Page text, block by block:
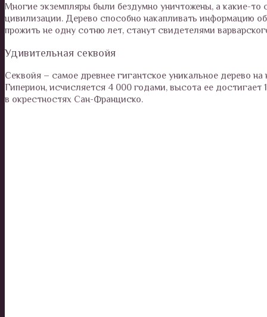
Многие экземпляры были бездумно уничтожены, а какие-
цивилизации. Дерево способно накапливать информацию
прожить не одну сотню лет, станут свидетелями
Удивительная секвойя
Секвойя – самое древнее гигантское уникальное дерево
Гиперион, исчисляется 4 000 годами, высота ее
в окрестностях Сан-Франциско.